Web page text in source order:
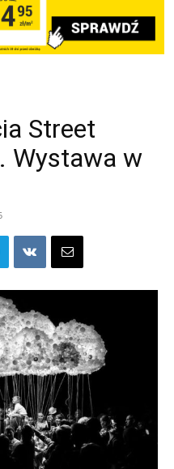
Street
Wystawa w